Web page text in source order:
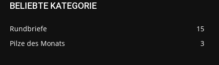
BELIEBTE KATEGORIE
Rundbriefe
15
Pilze des Monats
3